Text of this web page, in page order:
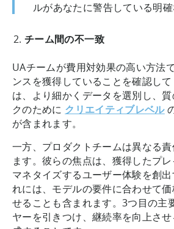
ルがあなたに警告している明確
チーム間の不一致
UAチームが費用対効果の高い方法
ンスを獲得していることを確認し
は、より細かくデータを選別し、
クのために クリエイティブレベル
が含まれます。
一方、プロダクトチームは異なる
ます。彼らの焦点は、獲得したプ
マネタイズするユーザー体験を創
れには、モデルの要件に合わせて
せることも含まれます。3つ目の主
ヤーを引きつけ、継続率を向上さ